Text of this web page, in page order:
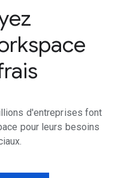
d'entreprises font
pour leurs besoins